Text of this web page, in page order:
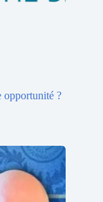
opportunité ?